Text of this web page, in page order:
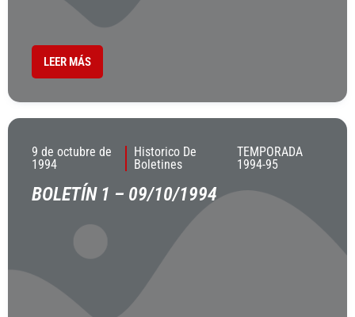
LEER MÁS
9 de octubre de
1994
Historico De
Boletines
TEMPORADA
1994-95
BOLETÍN 1 – 09/10/1994